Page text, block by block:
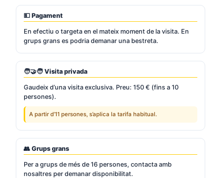
💵 Pagament
En efectiu o targeta en el mateix moment de la visita. En
grups grans es podria demanar una bestreta.
🧑‍🤝‍🧑 Visita privada
Gaudeix d’una visita exclusiva. Preu: 150 € (fins a 10
persones).
A partir d’11 persones, s’aplica la tarifa habitual.
👥 Grups grans
Per a grups de més de 16 persones, contacta amb
nosaltres per demanar disponibilitat.